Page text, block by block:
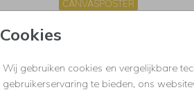
Cookies
Wij gebruiken cookies en vergelijkbare
gebruikerservaring te bieden, ons
CANVASPOSTER